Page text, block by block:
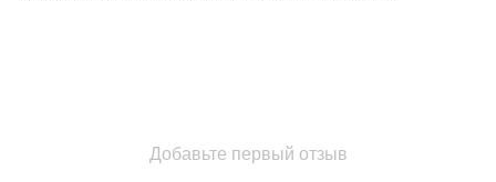
Добавьте первый отзыв